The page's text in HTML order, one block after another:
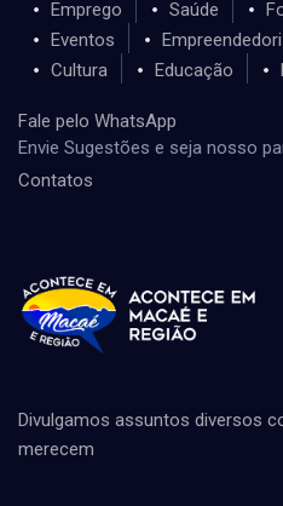
Emprego Saúde
Eventos
Cultura
Educação
Fale pelo WhatsApp
Envie Sugestões e seja nosso
Contatos
Divulgamos assuntos diversos
merecem